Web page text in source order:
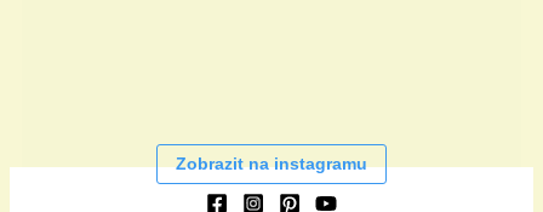
Zobrazit na instagramu